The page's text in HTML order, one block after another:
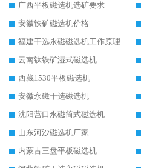
广西平板磁选机选矿要求
安徽铁矿磁选机价格
福建干选永磁磁选机工作原理
云南钛铁矿湿式磁选机
西藏1530平板磁选机
安徽永磁干选磁选机
沈阳营口永磁筒式磁选机
山东河沙磁选机厂家
内蒙古三盘平板磁选机